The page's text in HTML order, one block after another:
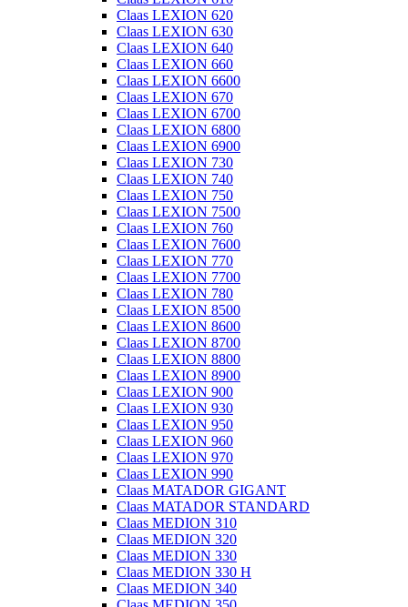
Claas LEXION 620
Claas LEXION 630
Claas LEXION 640
Claas LEXION 660
Claas LEXION 6600
Claas LEXION 670
Claas LEXION 6700
Claas LEXION 6800
Claas LEXION 6900
Claas LEXION 730
Claas LEXION 740
Claas LEXION 750
Claas LEXION 7500
Claas LEXION 760
Claas LEXION 7600
Claas LEXION 770
Claas LEXION 7700
Claas LEXION 780
Claas LEXION 8500
Claas LEXION 8600
Claas LEXION 8700
Claas LEXION 8800
Claas LEXION 8900
Claas LEXION 900
Claas LEXION 930
Claas LEXION 950
Claas LEXION 960
Claas LEXION 970
Claas LEXION 990
Claas MATADOR GIGANT
Claas MATADOR STANDARD
Claas MEDION 310
Claas MEDION 320
Claas MEDION 330
Claas MEDION 330 H
Claas MEDION 340